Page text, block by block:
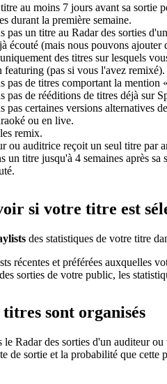
au moins 7 jours avant sa sortie
durant la première semaine.
pas un titre au Radar des sorties
écouté (mais nous pouvons ajouter
des titres sur lesquels
featuring (pas si vous l'avez remixé).
pas de titres comportant la mention
pas de rééditions de titres déjà sur
pas certaines versions alternatives
ou en live.
remix.
ou auditrice reçoit un seul titre par
un titre jusqu'à 4 semaines après
si votre titre est
des statistiques de votre titre
récentes et préférées auxquelles
sorties de votre public, les
sont organisés
Radar des sorties d'un auditeur ou
de sortie et la probabilité que cette